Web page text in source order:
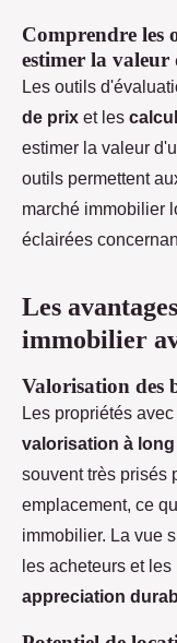
Comprendre les
estimer la valeur
Les outils
de prix et les
estimer la valeur
outils permettent
marché immobilier
éclairées
Les
immobilier
Valorisation des
Les propriétés
valorisation à long
souvent très prisés
emplacement, ce
immobilier. La vue
les acheteurs et
appreciation